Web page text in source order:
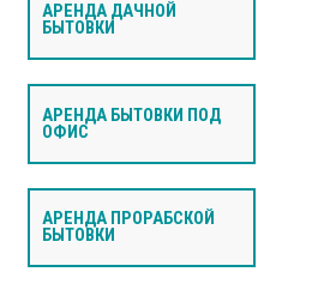
АРЕНДА ДАЧНОЙ
БЫТОВКИ
АРЕНДА БЫТОВКИ ПОД
ОФИС
АРЕНДА ПРОРАБСКОЙ
БЫТОВКИ